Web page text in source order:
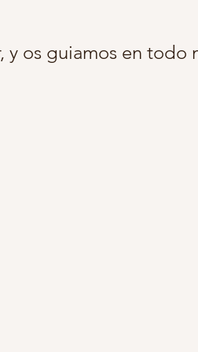
y os guiamos en todo